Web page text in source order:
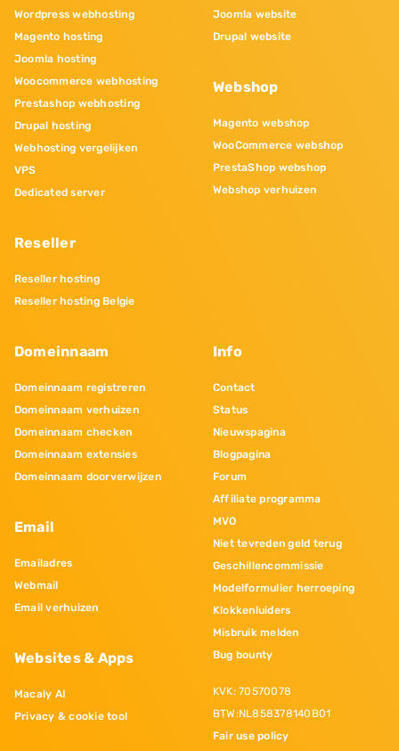
Wordpress webhosting
Magento hosting
Joomla hosting
Woocommerce webhosting
Prestashop webhosting
Drupal hosting
Webhosting vergelijken
VPS
Dedicated server
Reseller
Reseller hosting
Reseller hosting Belgie
Joomla website
Drupal website
Webshop
Magento webshop
WooCommerce webshop
PrestaShop webshop
Webshop verhuizen
Domeinnaam
Domeinnaam registreren
Domeinnaam verhuizen
Domeinnaam checken
Domeinnaam extensies
Domeinnaam doorverwijzen
Email
Emailadres
Webmail
Email verhuizen
Websites & Apps
Macaly AI
Privacy & cookie tool
Info
Contact
Status
Nieuwspagina
Blogpagina
Forum
Affiliate programma
MVO
Niet tevreden geld terug
Geschillencommissie
Modelformulier herroeping
Klokkenluiders
Misbruik melden
Bug bounty
KVK: 70570078
BTW:NL858378140B01
Fair use policy